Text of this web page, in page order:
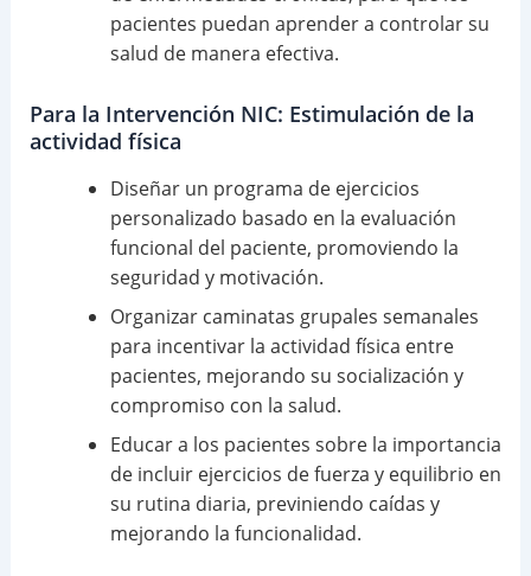
pacientes puedan aprender a controlar su
salud de manera efectiva.
Para la Intervención NIC: Estimulación de la
actividad física
Diseñar un programa de ejercicios
personalizado basado en la evaluación
funcional del paciente, promoviendo la
seguridad y motivación.
Organizar caminatas grupales semanales
para incentivar la actividad física entre
pacientes, mejorando su socialización y
compromiso con la salud.
Educar a los pacientes sobre la importancia
de incluir ejercicios de fuerza y equilibrio en
su rutina diaria, previniendo caídas y
mejorando la funcionalidad.